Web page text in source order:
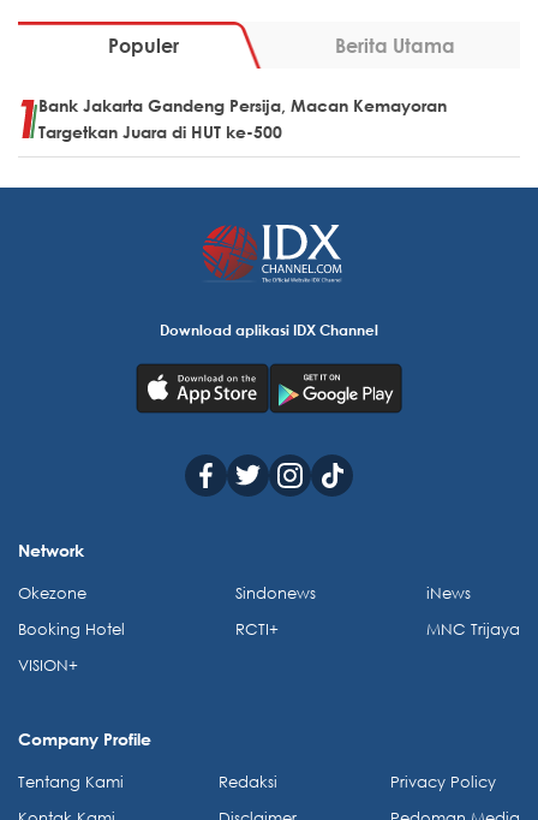
Populer Berita Utama
Bank Jakarta Gandeng Persija, Macan Kemayoran
Targetkan Juara di HUT ke-500
Download aplikasi IDX Channel
Network
Okezone
Booking Hotel
VISION+
Sindonews
RCTI+
iNews
MNC Trijaya
Company Profile
Tentang Kami
Redaksi
Privacy Policy